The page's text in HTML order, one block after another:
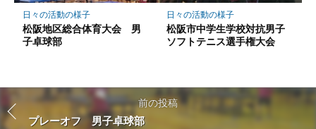
日々の活動の様子
松阪地区総合体育大会 男
子卓球部
日々の活動の様子
松阪市中学生学校対抗男子
ソフトテニス選手権大会
前の投稿
プレーオフ 男子卓球部